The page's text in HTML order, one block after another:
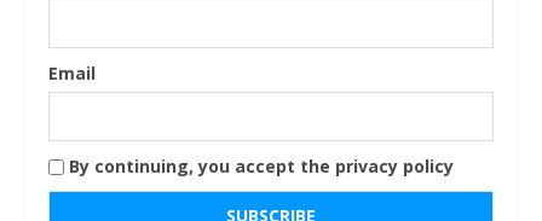
Email
By continuing, you accept the privacy policy